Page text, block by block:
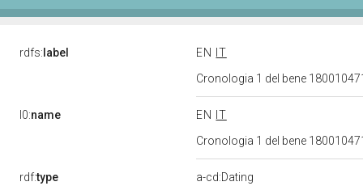
rdfs: label EN
IT
Cronologia 1 del bene
l0:name EN
IT
Cronologia 1 del bene
rdf:type
a-cd:Dating